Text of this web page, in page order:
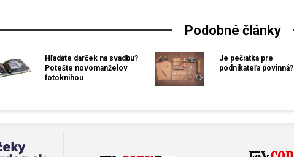
Podobné články
Hľadáte darček na svadbu?
Potešte novomanželov
fotoknihou
Je pečiatka pre
podnikateľa povinná?